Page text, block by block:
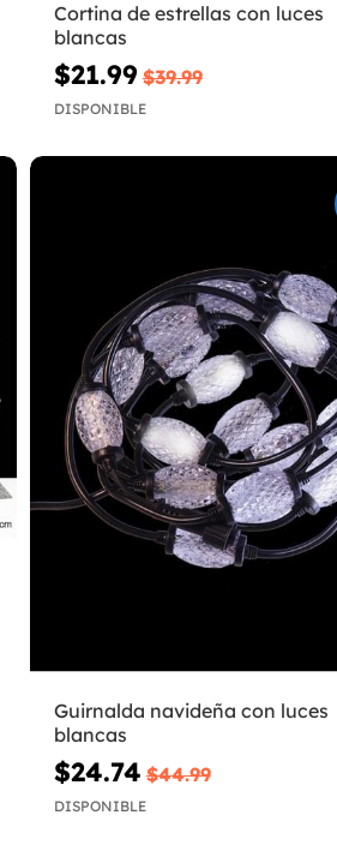
Cortina de estrellas con luces
blancas
$21.99 $39.99
DISPONIBLE
Guirnalda navideña con luces
blancas
$24.74 $44.99
DISPONIBLE